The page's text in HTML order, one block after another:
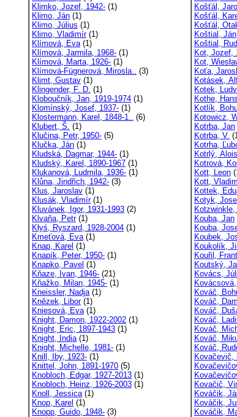
Klimko, Jozef, 1942- (1)
Klimo, Ján (1)
Klimo, Július (1)
Klimo, Vladimír(1)
Klímová, Eva(1)
Klímová, Jarmila, 1968- (1)
Klímová, Marta, 1926- (1)
Klímová-Fügnerová, Mirosla.. (3)
Klimt, Gustav (1)
Klingender, F. D. (1)
Kloboučník, Jan, 1919-1974 (1)
Klomínský, Josef, 1937- (1)
Klostermann, Karel, 1848-1.. (6)
Klubert, Š. (1)
Klučina, Petr, 1950- (5)
Klučka, Ján (1)
Kludská, Dagmar, 1944- (1)
Kludský, Karel, 1890-1967 (1)
Klukanová, Ludmila, 1936- (1)
Klůna, Jindřich, 1942- (3)
Klus, Jaroslav (1)
Klusák, Vladimír(1)
Kluvánek, Igor, 1931-1993 (2)
Klvaňa, Petr(1)
Kłyś, Ryszard, 1928-2004 (1)
Kmeťová, Eva(1)
Knap, Karel (1)
Knapík, Peter, 1950- (1)
Knapko, Pavel (1)
Kňaze, Ivan, 1946- (21)
Kňažko, Milan, 1945- (1)
Kneissler, Nadja(1)
Knězek, Libor(1)
Kniesová, Eva(1)
Knight, Damon, 1922-2002 (1)
Knight, Eric, 1897-1943 (1)
Knight, India(1)
Knight, Michelle, 1981- (1)
Knill, Iby, 1923- (1)
Knittel, John, 1891-1970 (5)
Knobloch, Edgar, 1927-2013 (1)
Knobloch, Heinz, 1926-2003 (1)
Knoll, Jessica(1)
Knop, Karel (1)
Knopp, Guido, 1948- (3)
Košťál,
Košťál,
Košťál,
Koštial, Ján
Koštial,
Kot, Jozef,
Kot,
Koťa,
Kotásek,
Kotek,
Kothe,
Kotlík,
Kotowicz,
Kotrba, Jan
Kotrba, V.
Kotrha,
Kotrlý,
Kotrová,
Kott, Leon
Kott,
Kottek,
Kotyk,
Kouba, Jan
Kouba,
Koubek,
Koukolík,
Kouřil,
Koutský,
Kovács,
Kováč,
Kováč,
Kováč,
Kováč,
Kováč,
Kováč,
Kováč,
Kovačevič,
Kovačič,
Kováčik,
Kováčik,
Kováčik,